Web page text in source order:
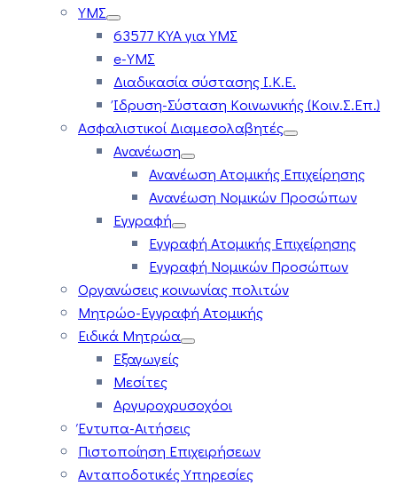
ΥΜΣ
63577 ΚΥΑ για ΥΜΣ
e-ΥΜΣ
Διαδικασία σύστασης Ι.Κ.Ε.
Ίδρυση-Σύσταση Κοινωνικής (Κοιν.Σ.Επ.)
Ασφαλιστικοί Διαμεσολαβητές
Ανανέωση
Ανανέωση Ατομικής Επιχείρησης
Ανανέωση Νομικών Προσώπων
Εγγραφή
Εγγραφή Ατομικής Επιχείρησης
Εγγραφή Νομικών Προσώπων
Οργανώσεις κοινωνίας πολιτών
Μητρώο-Εγγραφή Ατομικής
Ειδικά Μητρώα
Εξαγωγείς
Μεσίτες
Αργυροχρυσοχόοι
Έντυπα-Αιτήσεις
Πιστοποίηση Επιχειρήσεων
Ανταποδοτικές Υπηρεσίες